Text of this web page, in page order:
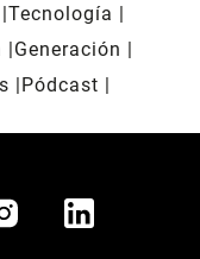
Tecnología
Generación
Pódcast